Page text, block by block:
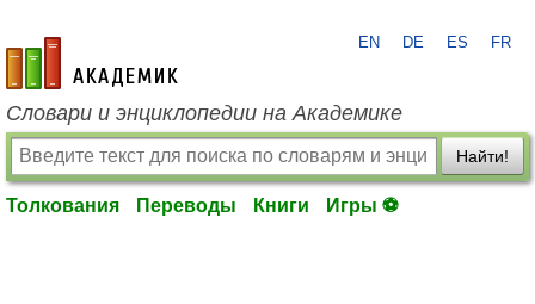
academic.ru
EN DE ES FR
Словари и энциклопедии на Академике
Найти!
Толкования Переводы Книги Игры ⚽